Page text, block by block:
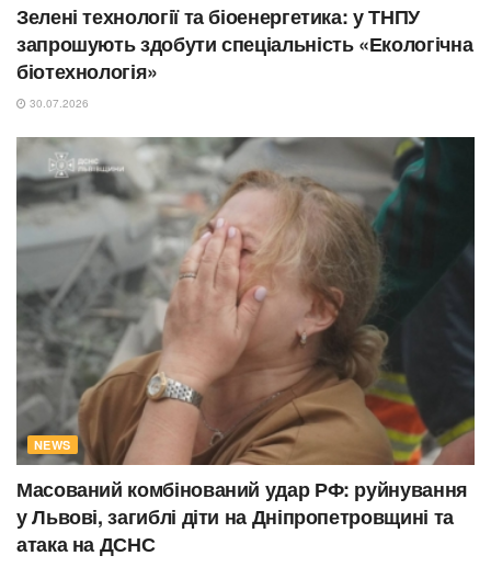
Зелені технології та біоенергетика: у ТНПУ
запрошують здобути спеціальність «Екологічна
біотехнологія»
30.07.2026
NEWS
Масований комбінований удар РФ: руйнування
у Львові, загиблі діти на Дніпропетровщині та
атака на ДСНС